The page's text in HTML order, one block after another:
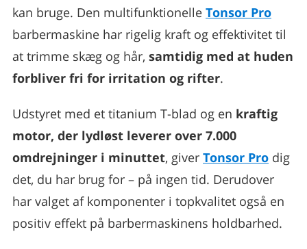
kan bruge. Den multifunktionelle Tonsor Pro
barbermaskine har rigelig kraft og effektivitet til
at trimme skæg og hår, samtidig med at huden
forbliver fri for irritation og rifter.
Udstyret med et titanium T-blad og en kraftig
motor, der lydløst leverer over 7.000
omdrejninger i minuttet, giver Tonsor Pro dig
det, du har brug for – på ingen tid. Derudover
har valget af komponenter i topkvalitet også en
positiv effekt på barbermaskinens holdbarhed.